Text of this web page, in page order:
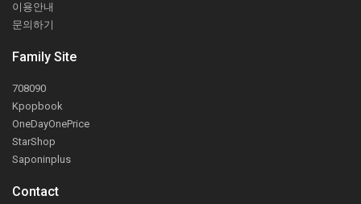
이용안내
문의하기
Family Site
708090
Kpopbook
OneDayOnePrice
StarShop
Saponinplus
Contact